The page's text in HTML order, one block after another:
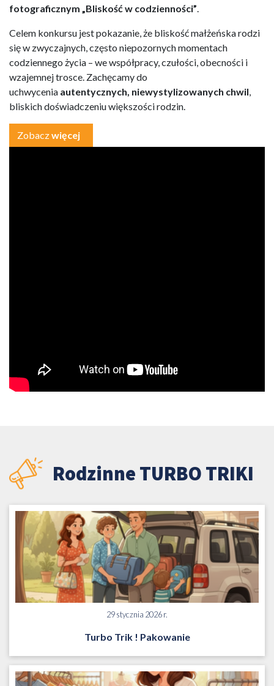
fotograficznym „Bliskość w codzienności”.
Celem konkursu jest pokazanie, że bliskość małżeńska rodzi
się w zwyczajnych, często niepozornych momentach
codziennego życia – we współpracy, czułości, obecności i
wzajemnej trosce. Zachęcamy do
uchwycenia autentycznych, niewystylizowanych chwil,
bliskich doświadczeniu większości rodzin.
Zobaczwięcej
Rodzinne TURBO TRIKI
29 stycznia 2026 r.
Turbo Trik ! Pakowanie